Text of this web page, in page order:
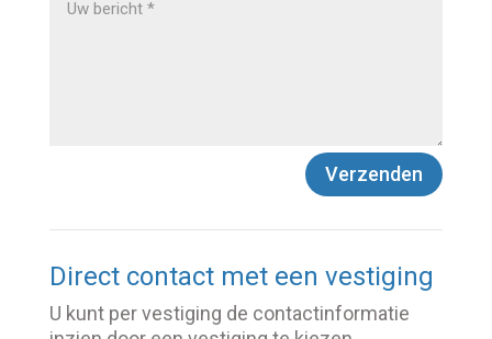
Verzenden
Direct contact met een vestiging
U kunt per vestiging de contactinformatie